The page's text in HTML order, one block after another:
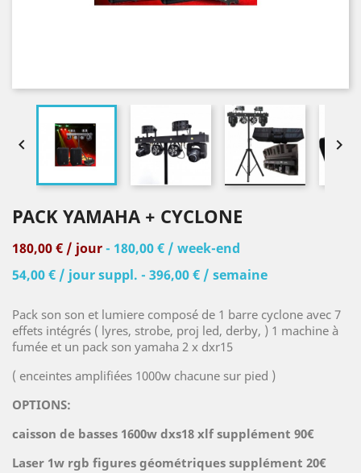
 
PACK YAMAHA + CYCLONE
180,00 € / jour- 180,00 € / week-end
54,00 € / jour suppl. - 396,00 € / semaine
Pack son son et lumiere composé de 1 barre cyclone avec 7
effets intégrés ( lyres, strobe, proj led, derby, ) 1 machine à
fumée et un pack son yamaha 2 x dxr15
( enceintes amplifiées 1000w chacune sur pied )
OPTIONS:
caisson de basses 1600w dxs18 xlf supplément 90€
Laser 1w rgb figures géométriques supplément 20€